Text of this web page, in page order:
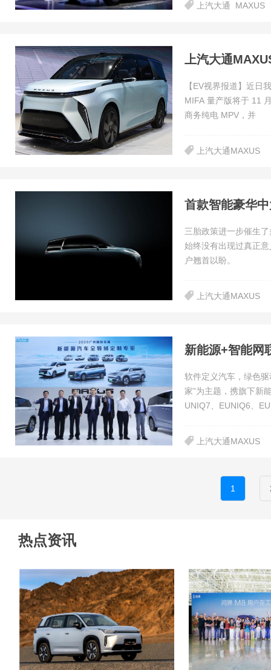
上汽大通 MAXUS
上汽大通
【EV视界报道】近
MIFA 量产版将于 11
商务纯电 MPV，并
上汽大通MAXUS
三胎政策进一步催生
始终没有出现过真正
户翘首以盼。
上汽大通MAXUS
软件定义汽车，绿色
家”为主题，携旗下新
UNIQ7、EUNIQ6、EU
上汽大通MAXUS
1
热点资讯